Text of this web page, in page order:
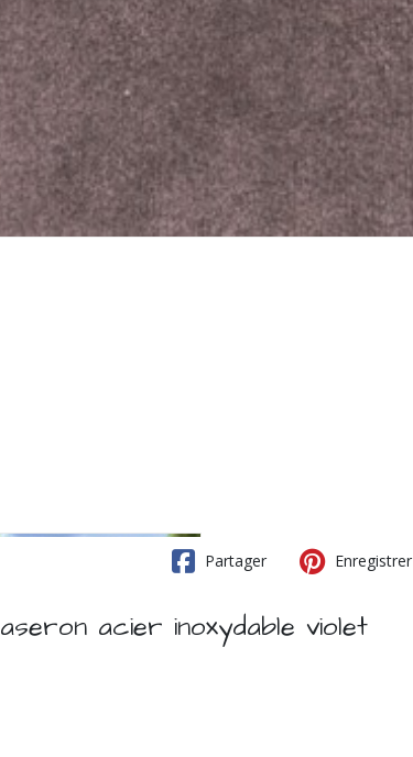
Partager Enregistrer
acier inoxydable violet